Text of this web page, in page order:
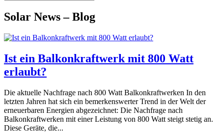
Solar News – Blog
Ist ein Balkonkraftwerk mit 800 Watt
erlaubt?
Die aktuelle Nachfrage nach 800 Watt Balkonkraftwerken In den
letzten Jahren hat sich ein bemerkenswerter Trend in der Welt der
erneuerbaren Energien abgezeichnet: Die Nachfrage nach
Balkonkraftwerken mit einer Leistung von 800 Watt steigt stetig an.
Diese Geräte, die...